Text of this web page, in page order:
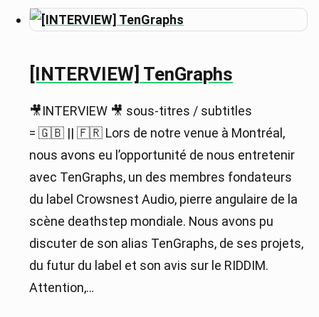
[INTERVIEW] TenGraphs
🎥INTERVIEW 🎥 sous-titres / subtitles
= 🇬🇧 || 🇫🇷 Lors de notre venue à Montréal,
nous avons eu l’opportunité de nous entretenir
avec TenGraphs, un des membres fondateurs
du label Crowsnest Audio, pierre angulaire de la
scène deathstep mondiale. Nous avons pu
discuter de son alias TenGraphs, de ses projets,
du futur du label et son avis sur le RIDDIM.
Attention,…